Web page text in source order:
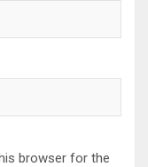
browser for the